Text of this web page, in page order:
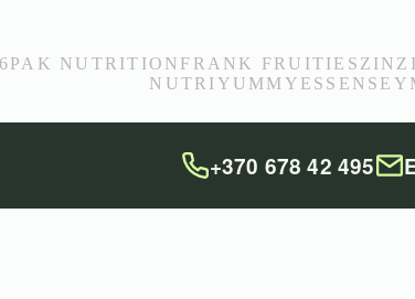
6PAK NUTRITION FRANK FRUITIES
NUTRIYUMMY ESSENSEY
+370 678 42 495